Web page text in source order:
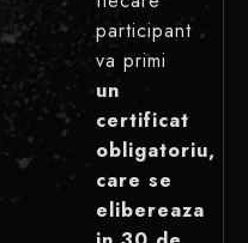
participant
va primi
un
certificat
obligatoriu,
care se
elibereaza